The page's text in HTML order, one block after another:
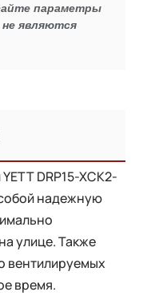
параметры
являются
DRP15-XCK2-
надежную
улице. Также
вентилируемых
время.